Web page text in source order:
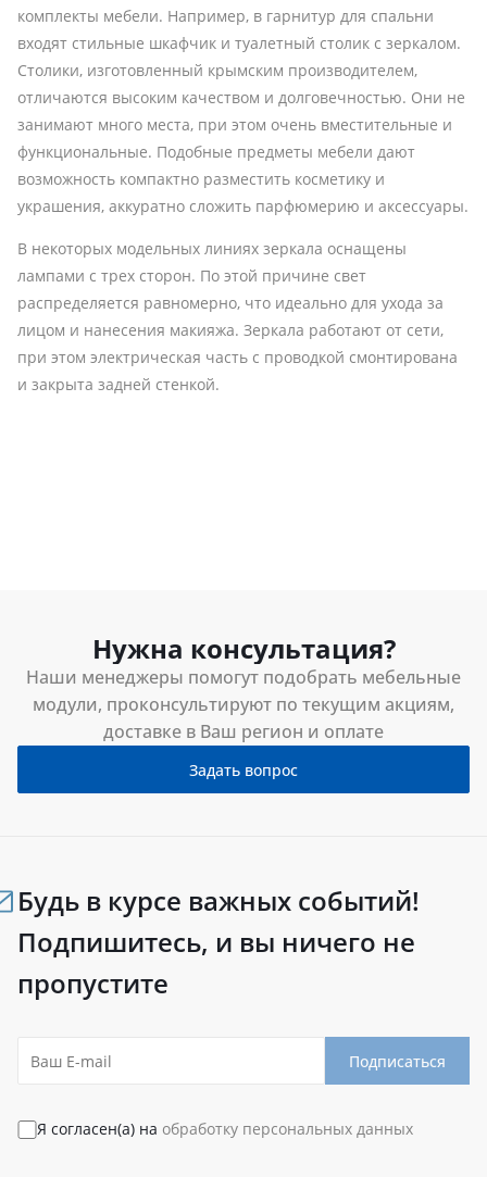
комплекты мебели. Например, в гарнитур для спальни
входят стильные шкафчик и туалетный столик с зеркалом.
Столики, изготовленный крымским производителем,
отличаются высоким качеством и долговечностью. Они не
занимают много места, при этом очень вместительные и
функциональные. Подобные предметы мебели дают
возможность компактно разместить косметику и
украшения, аккуратно сложить парфюмерию и аксессуары.
В некоторых модельных линиях зеркала оснащены
лампами с трех сторон. По этой причине свет
распределяется равномерно, что идеально для ухода за
лицом и нанесения макияжа. Зеркала работают от сети,
при этом электрическая часть с проводкой смонтирована
и закрыта задней стенкой.
Нужна консультация?
Наши менеджеры помогут подобрать мебельные
модули, проконсультируют по текущим акциям,
доставке в Ваш регион и оплате
Задать вопрос
Будь в курсе важных событий!
Подпишитесь, и вы ничего не
пропустите
Подписаться
Я согласен(а) на обработку персональных данных